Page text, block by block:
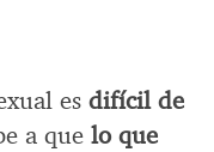
es difícil de
a que lo que